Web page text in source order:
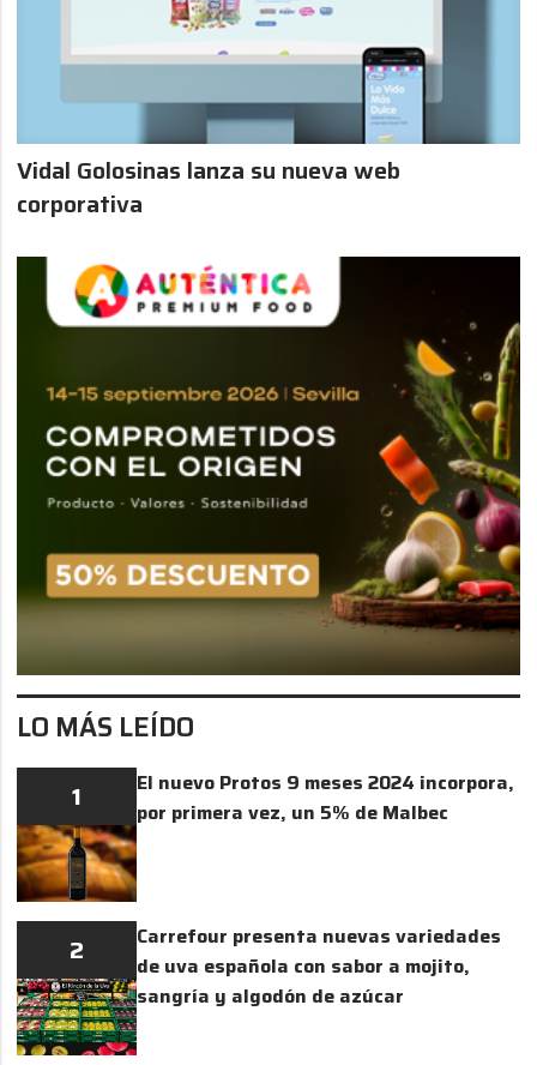
Vidal Golosinas lanza su nueva web
corporativa
LO MÁS LEÍDO
1
El nuevo Protos 9 meses 2024 incorpora,
por primera vez, un 5% de Malbec
2
Carrefour presenta nuevas variedades
de uva española con sabor a mojito,
sangría y algodón de azúcar